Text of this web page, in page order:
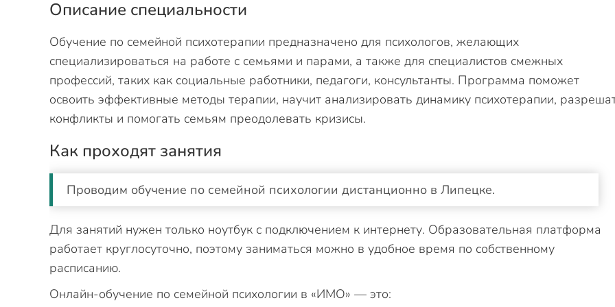
Описание специальности
Обучение по семейной психотерапии предназначено для психологов, желающих
специализироваться на работе с семьями и парами, а также для специалистов смежных
профессий, таких как социальные работники, педагоги, консультанты. Программа поможет
освоить эффективные методы терапии, научит анализировать динамику психотерапии,
конфликты и помогать семьям преодолевать кризисы.
Как проходят занятия
Проводим обучение по семейной психологии дистанционно в Липецке.
Для занятий нужен только ноутбук с подключением к интернету. Образовательная платформа
работает круглосуточно, поэтому заниматься можно в удобное время по собственному
расписанию.
Онлайн-обучение по семейной психологии в «ИМО» — это: